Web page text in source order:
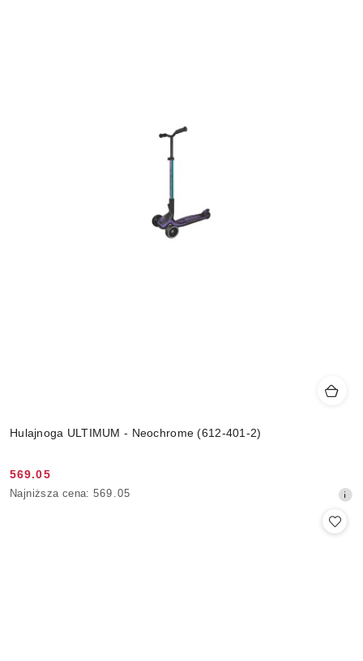
Hulajnoga ULTIMUM - Neochrome (612-401-2)
Cena
promocyjna:
569.05
Najniższa
Najniższa cena: 569.05